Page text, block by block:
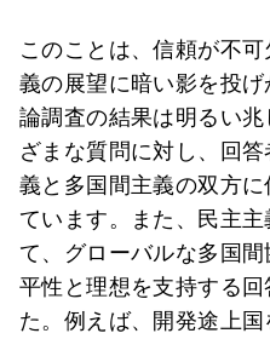
このことは、信頼が不
義の展望に暗い影を投
論調査の結果は明るい
ざまな質問に対し、回
義と多国間主義の双方
ています。また、民主
て、グローバルな多国
平性と理想を支持する
た。例えば、開発途上